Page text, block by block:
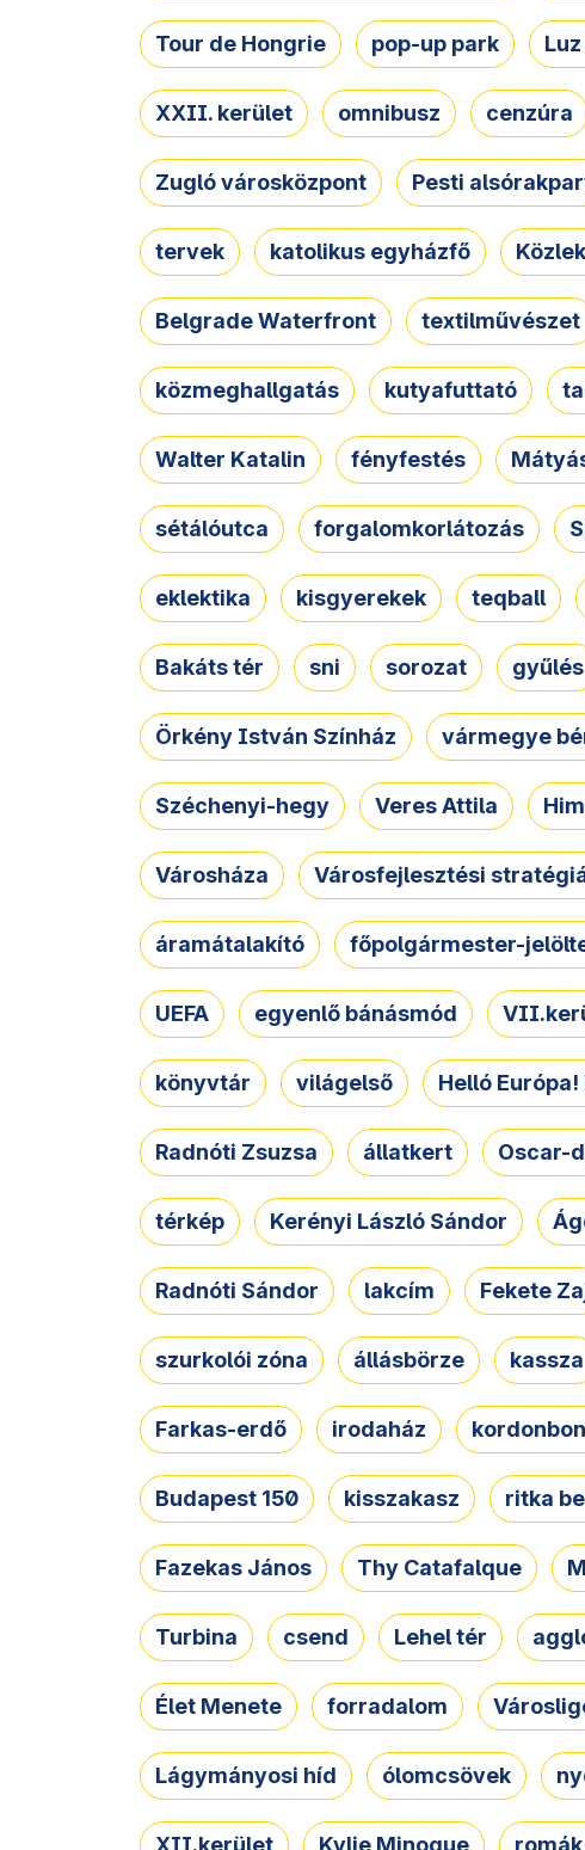
Tour de Hongrie pop-up park
XXII. kerület omnibusz cenzúra
Zugló városközpont Pesti
tervek katolikus egyházfő
Belgrade Waterfront textilművészet
közmeghallgatás kutyafuttató
Walter Katalin fényfestés
sétálóutca forgalomkorlátozás
eklektika kisgyerekek teqball
Bakáts tér sni sorozat gyűlés
Örkény István Színház vármegye
Széchenyi-hegy Veres Attila
Városháza Városfejlesztési
áramátalakító főpolgármester-
UEFA egyenlő bánásmód
könyvtár világelső Helló
Radnóti Zsuzsa állatkert Oscar-
térkép Kerényi László Sándor
Radnóti Sándor lakcím Fekete
szurkolói zóna állásbörze kassza
Farkas-erdő irodaház
Budapest 150 kisszakasz ritka
Fazekas János Thy Catafalque
Turbina csend Lehel tér
Élet Menete forradalom
Lágymányosi híd ólomcsövek
XII.kerület Kylie Minogue